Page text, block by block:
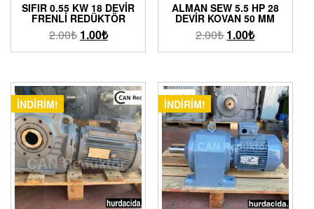
SIFIR 0.55 KW 18 DEVIR
FRENLI REDÜKTÖR
2.00₺ 1.00₺
ALMAN SEW 5.5 HP 28
DEVIR KOVAN 50 MM
2.00₺ 1.00₺
İNDIRIM! İNDIRIM!